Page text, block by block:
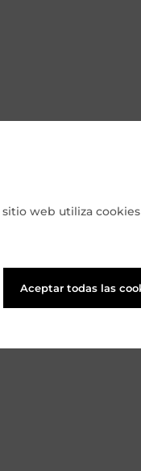
sitio web utiliza
Aceptar todas las